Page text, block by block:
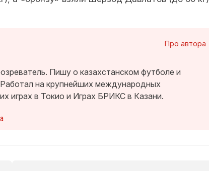
Про автора
Пишу о казахстанском футболе и
на крупнейших международных
играх в Токио и Играх БРИКС в Казани.